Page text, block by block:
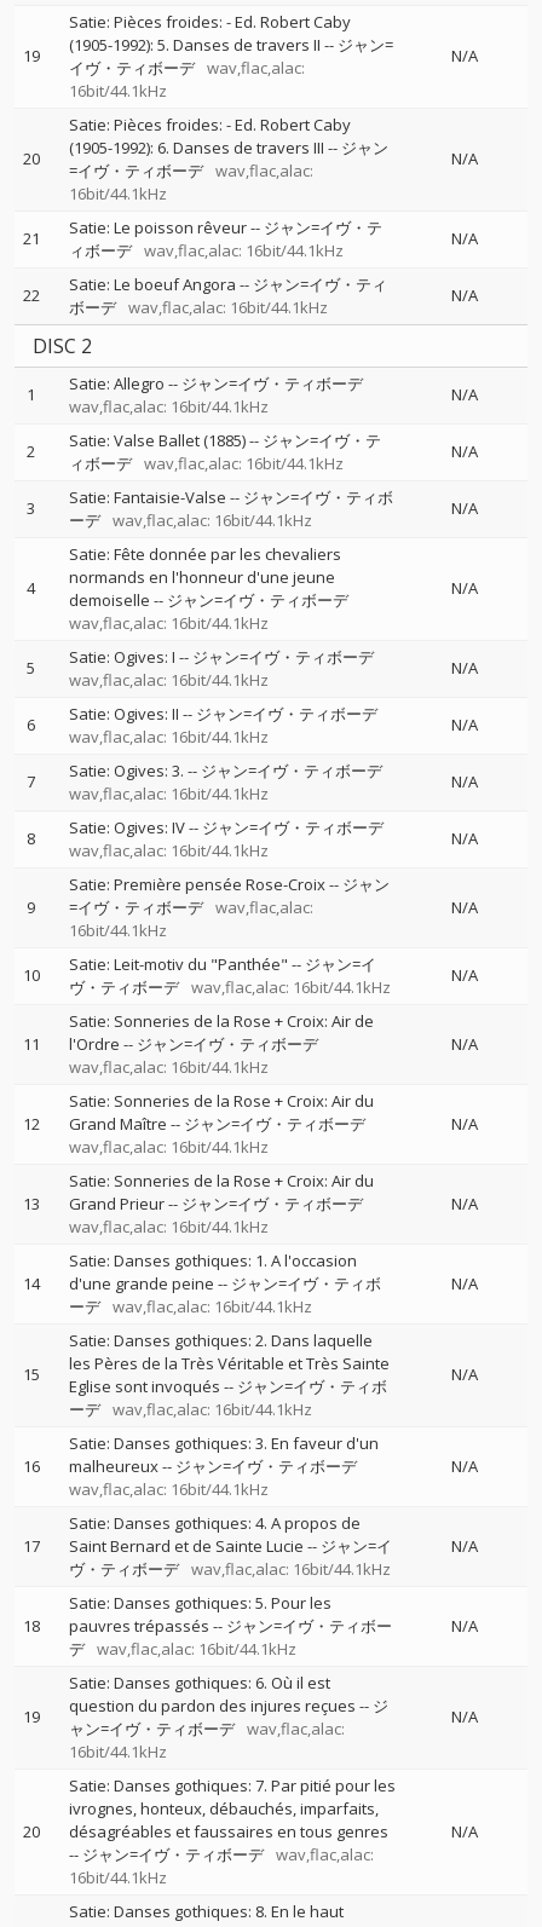
19
Satie: Pièces froides: - Ed. Robert Caby
(1905-1992): 5. Danses de travers II -- ジャン=
イヴ・ティボーデ wav,flac,alac:
16bit/44.1kHz
N/A
20
Satie: Pièces froides: - Ed. Robert Caby
(1905-1992): 6. Danses de travers III -- ジャン
=イヴ・ティボーデ wav,flac,alac:
16bit/44.1kHz
N/A
21 Satie: Le poisson rêveur-- ジャン=イヴ・テ
ィボーデ wav,flac,alac: 16bit/44.1kHz
N/A
22 Satie: Le boeuf Angora -- ジャン=イヴ・ティ
ボーデ wav,flac,alac: 16bit/44.1kHz
N/A
DISC 2
1 Satie: Allegro -- ジャン=イヴ・ティボーデ
wav,flac,alac: 16bit/44.1kHz
N/A
2 Satie: Valse Ballet (1885)-- ジャン=イヴ・テ
ィボーデ wav,flac,alac: 16bit/44.1kHz
N/A
3 Satie: Fantaisie-Valse -- ジャン=イヴ・ティボ
ーデ wav,flac,alac: 16bit/44.1kHz
N/A
4
Satie: Fête donnée par les chevaliers
normands en l'honneur d'une jeune
demoiselle -- ジャン=イヴ・ティボーデ
wav,flac,alac: 16bit/44.1kHz
N/A
5 Satie: Ogives: I -- ジャン=イヴ・ティボーデ
wav,flac,alac: 16bit/44.1kHz
N/A
6 Satie: Ogives: II -- ジャン=イヴ・ティボーデ
wav,flac,alac: 16bit/44.1kHz
N/A
7 Satie: Ogives: 3. -- ジャン=イヴ・ティボーデ
wav,flac,alac: 16bit/44.1kHz
N/A
8 Satie: Ogives: IV-- ジャン=イヴ・ティボーデ
wav,flac,alac: 16bit/44.1kHz
N/A
9
Satie: Première pensée Rose-Croix-- ジャン
=イヴ・ティボーデ wav,flac,alac:
16bit/44.1kHz
N/A
10 Satie: Leit-motiv du "Panthée" -- ジャン=イ
ヴ・ティボーデ wav,flac,alac: 16bit/44.1kHz
N/A
11
Satie: Sonneries de la Rose + Croix: Air de
l'Ordre -- ジャン=イヴ・ティボーデ
wav,flac,alac: 16bit/44.1kHz
N/A
12
Satie: Sonneries de la Rose + Croix: Air du
Grand Maître -- ジャン=イヴ・ティボーデ
wav,flac,alac: 16bit/44.1kHz
N/A
13
Satie: Sonneries de la Rose + Croix: Air du
Grand Prieur-- ジャン=イヴ・ティボーデ
wav,flac,alac: 16bit/44.1kHz
N/A
14
Satie: Danses gothiques: 1. A l'occasion
d'une grande peine -- ジャン=イヴ・ティボ
ーデ wav,flac,alac: 16bit/44.1kHz
N/A
15
Satie: Danses gothiques: 2. Dans laquelle
les Pères de la Très Véritable et Très Sainte
Eglise sont invoqués -- ジャン=イヴ・ティボ
ーデ wav,flac,alac: 16bit/44.1kHz
N/A
16
Satie: Danses gothiques: 3. En faveur d'un
malheureux-- ジャン=イヴ・ティボーデ
wav,flac,alac: 16bit/44.1kHz
N/A
17
Satie: Danses gothiques: 4. A propos de
Saint Bernard et de Sainte Lucie -- ジャン=イ
ヴ・ティボーデ wav,flac,alac: 16bit/44.1kHz
N/A
18
Satie: Danses gothiques: 5. Pour les
pauvres trépassés -- ジャン=イヴ・ティボー
デ wav,flac,alac: 16bit/44.1kHz
N/A
19
Satie: Danses gothiques: 6. Où il est
question du pardon des injures reçues -- ジ
ャン=イヴ・ティボーデ wav,flac,alac:
16bit/44.1kHz
N/A
20
Satie: Danses gothiques: 7. Par pitié pour les
ivrognes, honteux, débauchés, imparfaits,
désagréables et faussaires en tous genres
-- ジャン=イヴ・ティボーデ wav,flac,alac:
16bit/44.1kHz
N/A
Satie: Danses gothiques: 8. En le haut